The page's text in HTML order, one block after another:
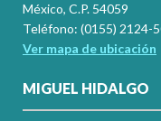
México, C.P. 54059
Teléfono: (0155) 2124-
Ver mapa de ubicación
MIGUEL HIDALGO